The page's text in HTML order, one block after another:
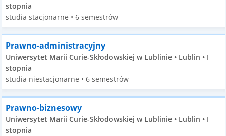
stopnia
studia stacjonarne • 6 semestrów
Prawno-administracyjny
Uniwersytet Marii Curie-Skłodowskiej w Lublinie • Lublin • I
stopnia
studia niestacjonarne • 6 semestrów
Prawno-biznesowy
Uniwersytet Marii Curie-Skłodowskiej w Lublinie • Lublin • I
stopnia